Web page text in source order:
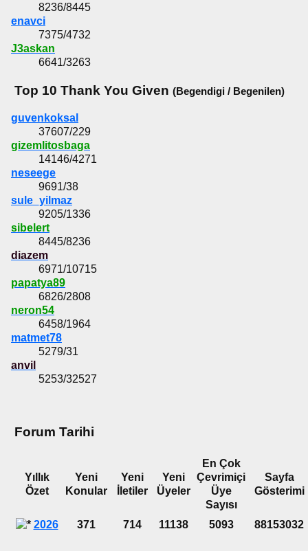
8236/8445
enavci
7375/4732
J3askan
6641/3263
Top 10 Thank You Given (Begendigi / Begenilen)
guvenkoksal
37607/229
gizemlitosbaga
14146/4271
neseege
9691/38
sule_yilmaz
9205/1336
sibelert
8445/8236
diazem
6971/10715
papatya89
6826/2808
neron54
6458/1964
matmet78
5279/31
anvil
5253/32527
Forum Tarihi
Yıllık
Özet
Yeni
Konular
Yeni
İletiler
Yeni
Üyeler
En Çok
Çevrimiçi
Üye
Sayısı
Sayfa
Gösterimi
2026 371 714 11138 5093 88153032